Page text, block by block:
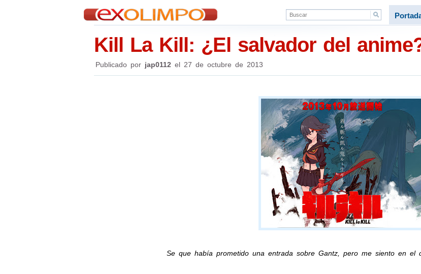
Kill La Kill: ¿El salvador del
Publicado por jap0112 el 27 de octubre de 2013
Se que había prometido una entrada sobre Gantz, pero me siento en el